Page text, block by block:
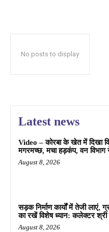
No posts to display
Latest news
Video – कोरबा के खेत में दिखा
मगरमच्छ, मचा हड़कंप, वन विभाग
August 8, 2026
सड़क निर्माण कार्यों में तेजी लाएं,
का रखें विशेष ध्यान: कलेक्टर श्री
August 8, 2026